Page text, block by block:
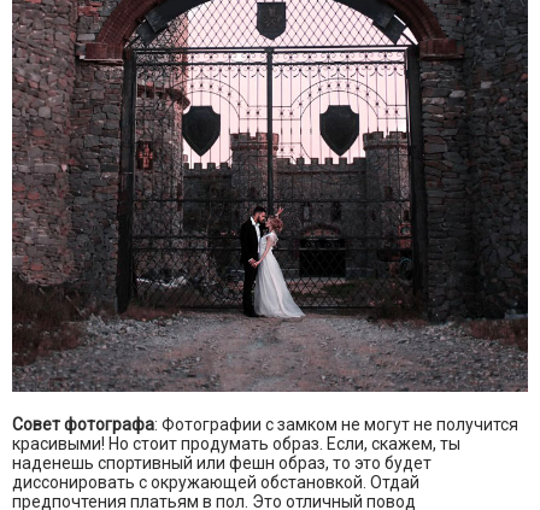
Совет фотографа: Фотографии с замком не могут не получится
красивыми! Но стоит продумать образ. Если, скажем, ты
наденешь спортивный или фешн образ, то это будет
диссонировать с окружающей обстановкой. Отдай
предпочтения платьям в пол. Это отличный повод